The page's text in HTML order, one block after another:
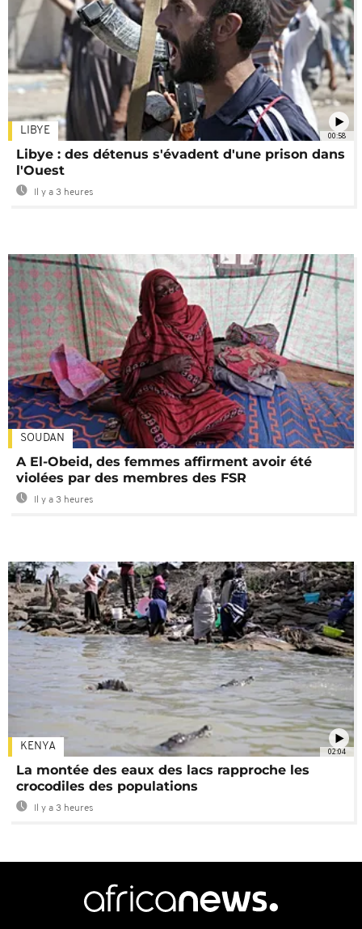
00:58
LIBYE
Libye : des détenus s'évadent d'une prison dans
l'Ouest
Il y a 3 heures
SOUDAN
A El-Obeid, des femmes affirment avoir été
violées par des membres des FSR
Il y a 3 heures
02:04
KENYA
La montée des eaux des lacs rapproche les
crocodiles des populations
Il y a 3 heures